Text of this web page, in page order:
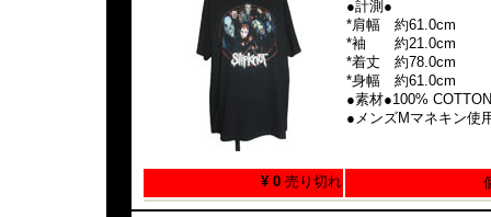
●計測●
*肩幅 約61.0cm
*袖 約21.0cm
*着丈 約78.0cm
*身幅 約61.0cm
●素材●100% COTTON
●メンズMマネキン使
¥ 0 売り切れ